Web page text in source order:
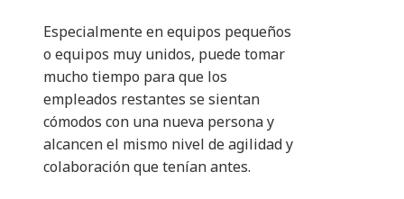
Especialmente en equipos pequeños
o equipos muy unidos, puede tomar
mucho tiempo para que los
empleados restantes se sientan
cómodos con una nueva persona y
alcancen el mismo nivel de agilidad y
colaboración que tenían antes.